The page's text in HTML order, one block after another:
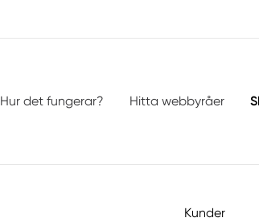
Hur det fungerar? Hitta webbyråer
Kunder